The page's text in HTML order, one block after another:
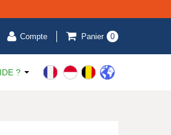
Compte Panier 0
?